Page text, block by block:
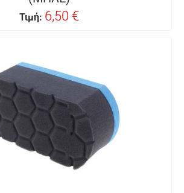
Τιμή: 6,50 €